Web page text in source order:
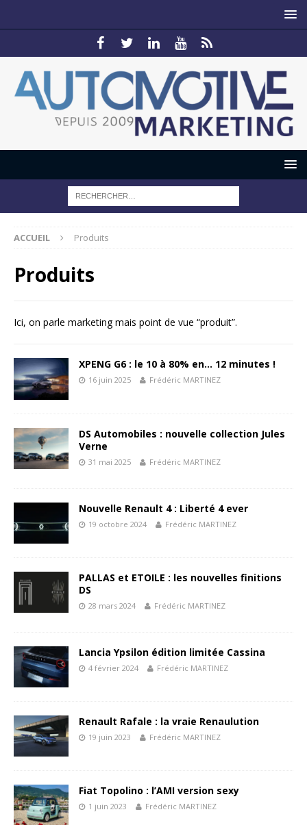
ACCUEIL Produits
Produits
Ici, on parle marketing mais point de vue “produit”.
XPENG G6 : le 10 à 80% en… 12 minutes !
16 juin 2025 Frédéric MARTINEZ
DS Automobiles : nouvelle collection Jules
Verne
31 mai 2025 Frédéric MARTINEZ
Nouvelle Renault 4 : Liberté 4 ever
19 octobre 2024 Frédéric MARTINEZ
PALLAS et ETOILE : les nouvelles finitions
DS
28 mars 2024 Frédéric MARTINEZ
Lancia Ypsilon édition limitée Cassina
4 février 2024 Frédéric MARTINEZ
Renault Rafale : la vraie Renaulution
19 juin 2023 Frédéric MARTINEZ
Fiat Topolino : l’AMI version sexy
1 juin 2023 Frédéric MARTINEZ